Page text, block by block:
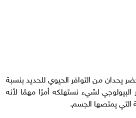
يحدان من التوافر الحيوي للحديد بنسبة
البيولوجي لشيء نستهلكه أمرًا مهمًا لأنه
التي يمتصها الجسم.